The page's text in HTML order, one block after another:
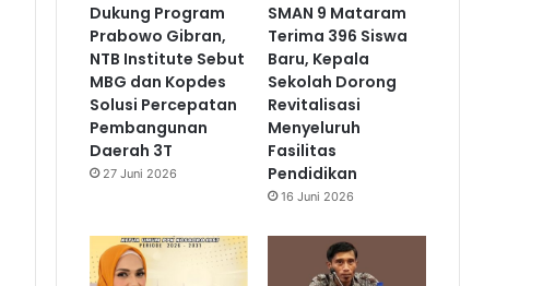
Dukung Program
Prabowo Gibran,
NTB Institute Sebut
MBG dan Kopdes
Solusi Percepatan
Pembangunan
Daerah 3T
27 Juni 2026
SMAN 9 Mataram
Terima 396 Siswa
Baru, Kepala
Sekolah Dorong
Revitalisasi
Menyeluruh
Fasilitas
Pendidikan
16 Juni 2026